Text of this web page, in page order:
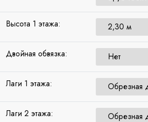
Высота 1 этажа:
Двойная обвязка:
Лаги 1 этажа:
Лаги 2 этажа: